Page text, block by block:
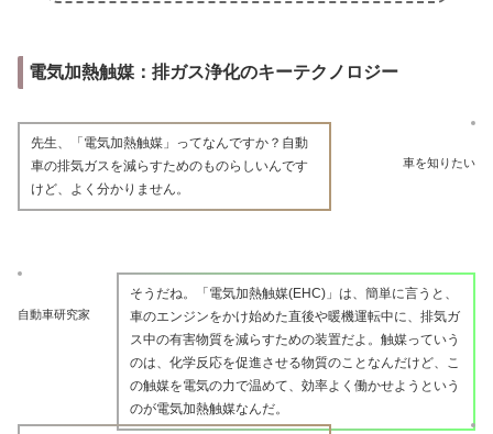
電気加熱触媒：排ガス浄化のキーテクノロジー
車を知りたい
先生、「電気加熱触媒」ってなんですか？自動
車の排気ガスを減らすためのものらしいんです
けど、よく分かりません。
自動車研究家
そうだね。「電気加熱触媒(EHC)」は、簡単に言うと、
車のエンジンをかけ始めた直後や暖機運転中に、排気ガ
ス中の有害物質を減らすための装置だよ。触媒っていう
のは、化学反応を促進させる物質のことなんだけど、こ
の触媒を電気の力で温めて、効率よく働かせようという
のが電気加熱触媒なんだ。